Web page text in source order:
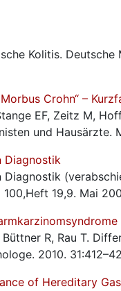
Kolitis.
Crohn“ –
EF, Zeitz M,
und Hausärzte.
Diagnostik
19,9. Mai
R, Rau T.
2010.
of Hereditary